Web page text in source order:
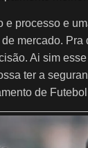
e processo e
mercado.
Ai sim
ter a
de